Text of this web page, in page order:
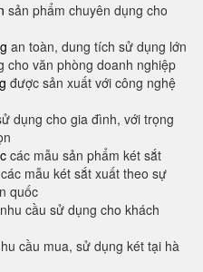
sản phẩm chuyên dụng cho
an toàn, dung tích sử dụng lớn
cho văn phòng doanh nghiệp
được sản xuất với công nghệ
dụng cho gia đình, với trọng
các mẫu sản phẩm két sắt
mẫu két sắt xuất theo sự
quốc
cầu sử dụng cho khách
cầu mua, sử dụng két tại hà